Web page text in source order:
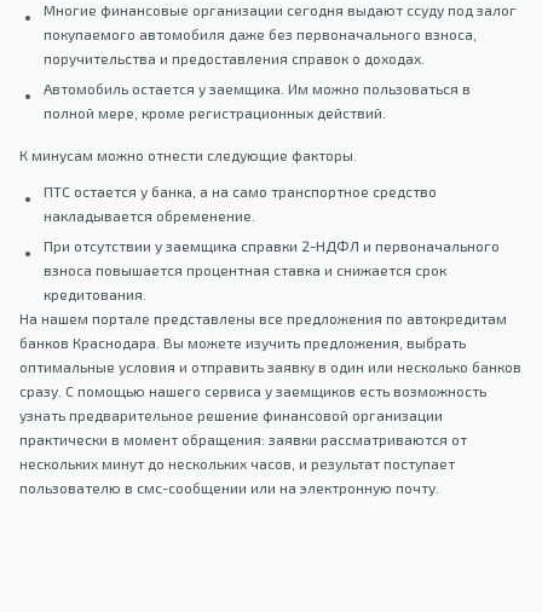
Многие финансовые организации сегодня выдают ссуду под залог
покупаемого автомобиля даже без первоначального взноса,
поручительства и предоставления справок о доходах.
Автомобиль остается у заемщика. Им можно пользоваться в
полной мере, кроме регистрационных действий.
К минусам можно отнести следующие факторы.
ПТС остается у банка, а на само транспортное средство
накладывается обременение.
При отсутствии у заемщика справки 2-НДФЛ и первоначального
взноса повышается процентная ставка и снижается срок
кредитования.
На нашем портале представлены все предложения по автокредитам
банков Краснодара. Вы можете изучить предложения, выбрать
оптимальные условия и отправить заявку в один или несколько банков
сразу. С помощью нашего сервиса у заемщиков есть возможность
узнать предварительное решение финансовой организации
практически в момент обращения: заявки рассматриваются от
нескольких минут до нескольких часов, и результат поступает
пользователю в смс-сообщении или на электронную почту.